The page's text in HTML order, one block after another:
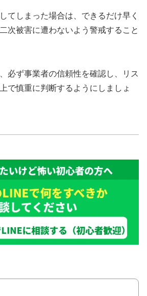
てしまった場合は、できるだけ早く
次被害に遭わないよう警戒すること
必ず事業者の信頼性を確認し、リス
で慎重に判断するようにしましょ